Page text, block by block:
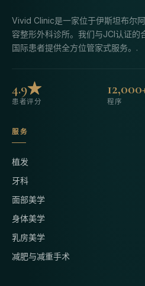
Vivid Clinic是一家位于伊斯坦布尔
容整形外科诊所。我们与JCI认证的
国际患者提供全方位管家式服务。.
4.9★
患者评分 程序
服务
植发
牙科
面部美学
身体美学
乳房美学
减肥与减重手术